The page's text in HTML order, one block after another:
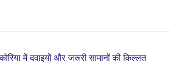
में दवाइयों और जरूरी सामानों की किल्लत